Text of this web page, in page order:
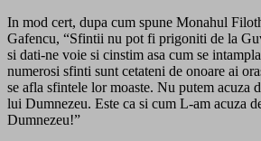
In mod cert, dupa cum spune Monahul
Gafencu, “Sfintii nu pot fi prigoniti de la
si dati-ne voie si cinstim asa cum se
numerosi sfinti sunt cetateni de onoare ai
se afla sfintele lor moaste. Nu putem acuza
lui Dumnezeu. Este ca si cum L-am acuza
Dumnezeu!”